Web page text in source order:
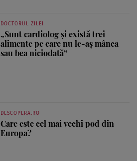
DOCTORUL ZILEI
„Sunt cardiolog și există trei
alimente pe care nu le-aș mânca
sau bea niciodată”
DESCOPERA.RO
Care este cel mai vechi pod din
Europa?